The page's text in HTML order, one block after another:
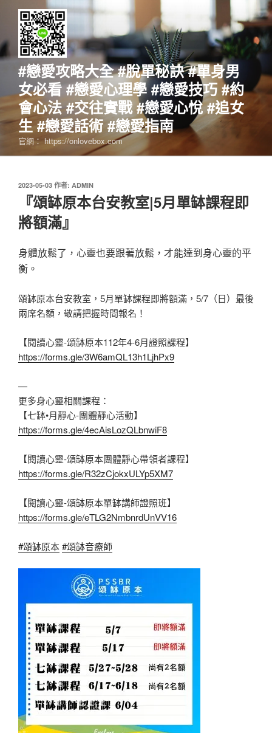
要
#戀愛攻略大全 #脫單秘訣 #單身男
女必看 #戀愛心理學 #戀愛技巧 #約
會心法 #交往實戰 #戀愛心悅 #追女
生 #戀愛話術 #戀愛指南
官網： https://onlovebox.com
發
2023-05-03 作者: ADMIN
『頌缽原本台安教室|5月單缽課程即
將額滿』
身體放鬆了，心靈也要跟著放鬆，才能達到身心靈的平
衡。
頌缽原本台安教室，5月單缽課程即將額滿，5/7（日）最後
兩席名額，敬請把握時間報名！
【閱讀心靈-頌缽原本112年4-6月證照課程】
https://forms.gle/3W6amQL13h1LjhPx9
—
更多身心靈相關課程：
【七缽•月靜心-團體靜心活動】
https://forms.gle/4ecAisLozQLbnwiF8
【閱讀心靈-頌缽原本團體靜心帶領者課程】
https://forms.gle/R32zCjokxULYp5XM7
【閱讀心靈-頌缽原本單缽講師證照班】
https://forms.gle/eTLG2NmbnrdUnVV16
#頌缽原本#頌缽音療師